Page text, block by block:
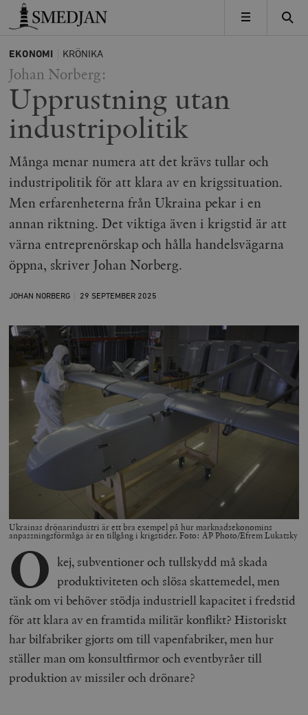
Timbro
MENY
EKONOMI KRÖNIKA
Johan Norberg:
Upprustning utan
industripolitik
Många menar numera att det krävs tullar och
industripolitik för att klara av en krigssituation.
Men erfarenheterna från Ukraina pekar i en
annan riktning. Det viktiga även i krigstid är att
värna entreprenörskap och hålla handelsvägarna
öppna, skriver Johan Norberg.
JOHAN NORBERG 29 SEPTEMBER 2025
Ukrainas drönarindustri är ett bra exempel på hur marknadsekonomins
anpassningsförmåga är en tillgång i krigstider. Foto: AP Photo/Efrem Lukatsky
O kej, subventioner och tullskydd må skada
produktiviteten och slösa skattemedel, men
tänk om vi behöver stödja industriell kapacitet i fredstid
för att klara av en framtida militär konflikt? Historiskt
har bilfabriker gjorts om till vapenfabriker, men hur
ställer man om konsultfirmor och eventbyråer till
produktion av missiler och drönare?